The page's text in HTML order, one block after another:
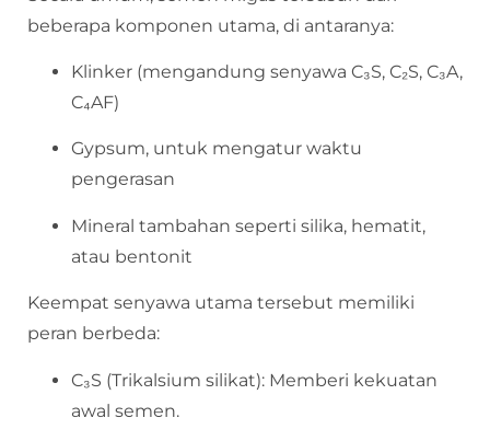
beberapa komponen utama, di antaranya:
Klinker (mengandung senyawa C₃S, C₂S, C₃A,
C₄AF)
Gypsum, untuk mengatur waktu
pengerasan
Mineral tambahan seperti silika, hematit,
atau bentonit
Keempat senyawa utama tersebut memiliki
peran berbeda:
C₃S (Trikalsium silikat): Memberi kekuatan
awal semen.